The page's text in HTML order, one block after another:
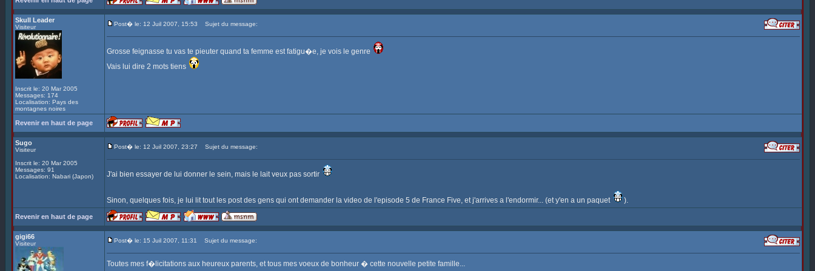
Skull Leader
Visiteur
Inscrit le: 20 Mar 2005
Messages: 174
Localisation: Pays des
montagnes noires
Post� le: 12 Juil 2007, 15:53 Sujet du message:
Grosse feignasse tu vas te pieuter quand ta femme est fatigu�e, je vois le genre
Vais lui dire 2 mots tiens
Revenir en haut de page
Sugo
Visiteur
Inscrit le: 20 Mar 2005
Messages: 91
Localisation: Nabari (Japon)
Post� le: 12 Juil 2007, 23:27 Sujet du message:
J'ai bien essayer de lui donner le sein, mais le lait veux pas sortir
Sinon, quelques fois, je lui lit tout les post des gens qui ont demander la video de l'episode 5 de France Five, et j'arrives a l'endormir... (et y'en a un paquet ).
Revenir en haut de page
gigi66
Visiteur Post� le: 15 Juil 2007, 11:31 Sujet du message:
Toutes mes f�licitations aux heureux parents, et tous mes voeux de bonheur � cette nouvelle petite famille...